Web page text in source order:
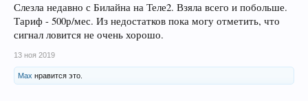
Слезла недавно с Билайна на Теле2. Взяла всего и побольше.
Тариф - 500р/мес. Из недостатков пока могу отметить, что
сигнал ловится не очень хорошо.
13 ноя 2019
Max нравится это.